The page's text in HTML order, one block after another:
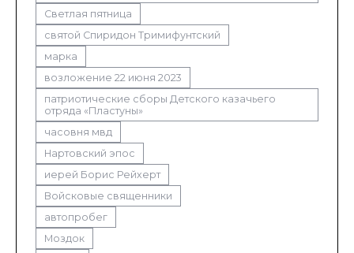
Светлая пятница
святой Спиридон Тримифунтский
марка
возложение 22 июня 2023
патриотические сборы Детского казачьего
отряда «Пластуны»
часовня мвд
Нартовский эпос
иерей Борис Рейхерт
Войсковые священники
автопробег
Моздок